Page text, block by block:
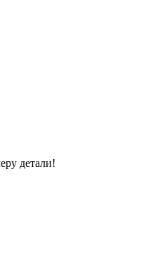
детали!